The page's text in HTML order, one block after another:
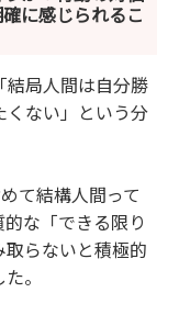
に感じられるこ
結局人間は自分勝
くない」という分
て結構人間って
な「できる限り
らないと積極的
。